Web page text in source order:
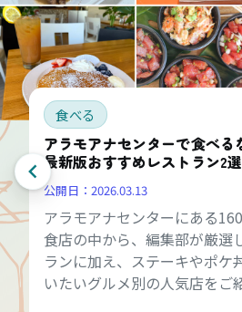
食べる
アラモアナセンターで食べる
最新版おすすめレストラン2
公開日： 2026.03.13
アラモアナセンターにある
食店の中から、編集部が厳選
ランに加え、ステーキやポケ
いたいグルメ別の人気店をご